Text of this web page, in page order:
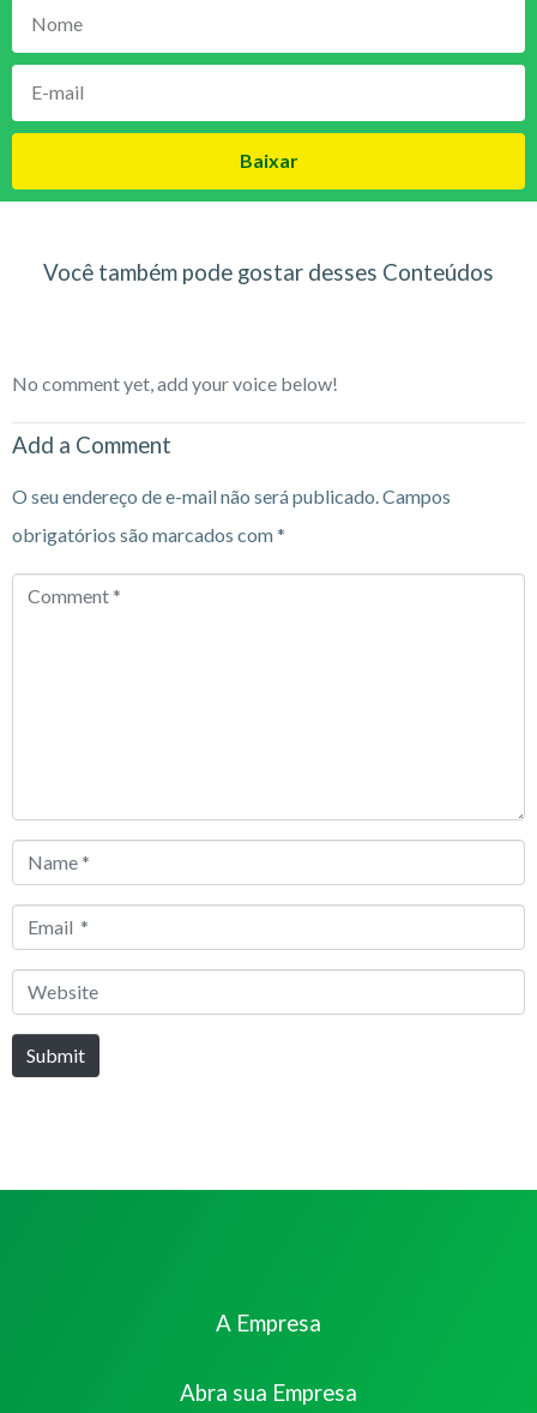
Baixar
Você também pode gostar desses Conteúdos
No comment yet, add your voice below!
Add a Comment
O seu endereço de e-mail não será publicado. Campos
obrigatórios são marcados com*
Comment
Name
Email
Website
Submit
A Empresa
Abra sua Empresa